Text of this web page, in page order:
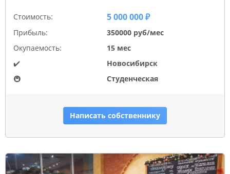
Стоимость: 5 000 000 ₽
Прибыль:
350000 руб/мес
Окупаемость:
15 мес
✔️
Новосибирск
🚇
Студенческая
Написать собственнику